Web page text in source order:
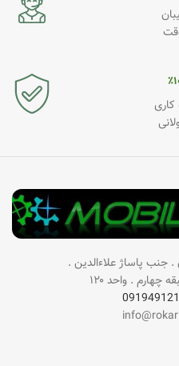
کاری
جنب پاساژ علاءالدین .
چهارم . واحد ۱۲۰